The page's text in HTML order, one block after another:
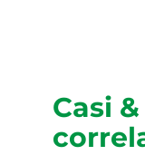
Casi